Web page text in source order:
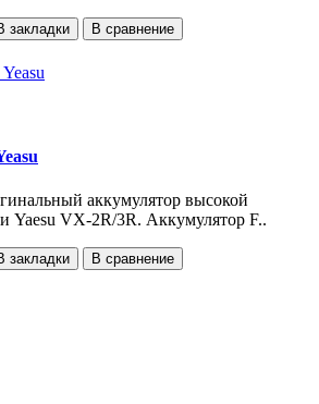
закладки
В сравнение
аккумулятор высокой
Yaesu VX-2R/3R. Аккумулятор F..
закладки
В сравнение